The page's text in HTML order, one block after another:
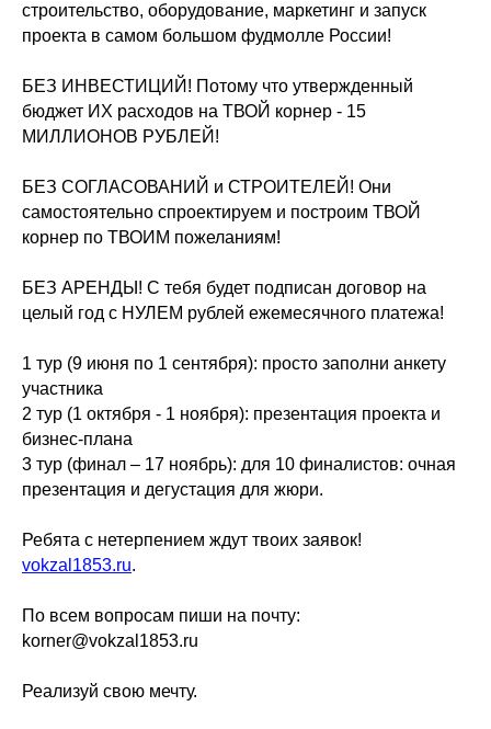
строительство, оборудование, маркетинг и запуск
проекта в самом большом фудмолле России!
БЕЗ ИНВЕСТИЦИЙ! Потому что утвержденный
бюджет ИХ расходов на ТВОЙ корнер - 15
МИЛЛИОНОВ РУБЛЕЙ!
БЕЗ СОГЛАСОВАНИЙ и СТРОИТЕЛЕЙ! Они
самостоятельно спроектируем и построим ТВОЙ
корнер по ТВОИМ пожеланиям!
БЕЗ АРЕНДЫ! С тебя будет подписан договор на
целый год с НУЛЕМ рублей ежемесячного платежа!
1 тур (9 июня по 1 сентября): просто заполни анкету
участника
2 тур (1 октября - 1 ноября): презентация проекта и
бизнес-плана
3 тур (финал – 17 ноябрь): для 10 финалистов: очная
презентация и дегустация для жюри.
Ребята с нетерпением ждут твоих заявок!
vokzal1853.ru.
По всем вопросам пиши на почту:
korner@vokzal1853.ru
Реализуй свою мечту.